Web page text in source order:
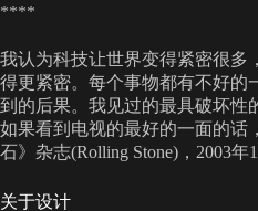
****
我认为科技让世界变得紧密很多
得更紧密。每个事物都有不好的
到的后果。我见过的最具破坏性
如果看到电视的最好的一面的话
石》杂志(Rolling Stone)，2003年
关于设计